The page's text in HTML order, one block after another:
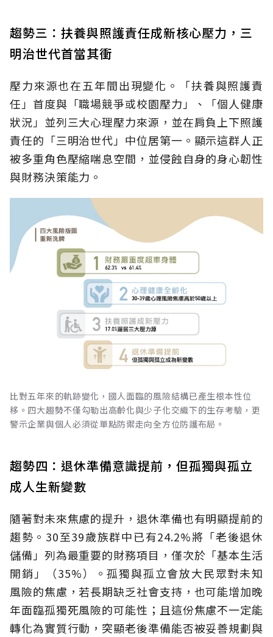
趨勢三：扶養與照護責任成新核心壓力，三
明治世代首當其衝
壓力來源也在五年間出現變化。「扶養與照護責
任」首度與「職場競爭或校園壓力」、「個人健康
狀況」並列三大心理壓力來源，並在肩負上下照護
責任的「三明治世代」中位居第一。顯示這群人正
被多重角色壓縮喘息空間，並侵蝕自身的身心韌性
與財務決策能力。
比對五年來的軌跡變化，國人面臨的風險結構已產生根本性位
移。四大趨勢不僅勾勒出高齡化與少子化交織下的生存考驗，更
警示企業與個人必須從單點防禦走向全方位防護布局。
趨勢四：退休準備意識提前，但孤獨與孤立
成人生新變數
隨著對未來焦慮的提升，退休準備也有明顯提前的
趨勢。30至39歲族群中已有24.2%將「老後退休
儲備」列為最重要的財務項目，僅次於「基本生活
開銷」（35%）。孤獨與孤立會放大民眾對未知
風險的焦慮，若長期缺乏社會支持，也可能增加晚
年面臨孤獨死風險的可能性；且這份焦慮不一定能
轉化為實質行動，突顯老後準備能否被妥善規劃與